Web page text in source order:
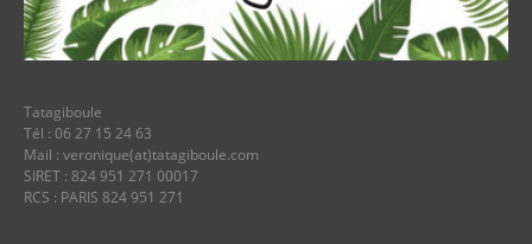
Tatagiboule
Tél : 06 27 15 24 63
Mail : veronique(at)tatagiboule.com
SIRET : 824 951 271 00017
RCS : PARIS 824 951 271